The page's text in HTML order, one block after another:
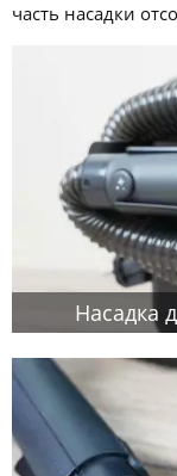
часть насадки
Насадка